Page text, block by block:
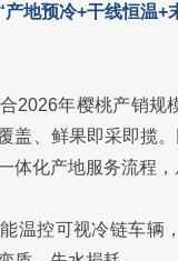
产地预冷+干线恒温+
2026年樱桃产销规
盖、鲜果即采即揽
体化产地服务流程
温控可视冷链车辆